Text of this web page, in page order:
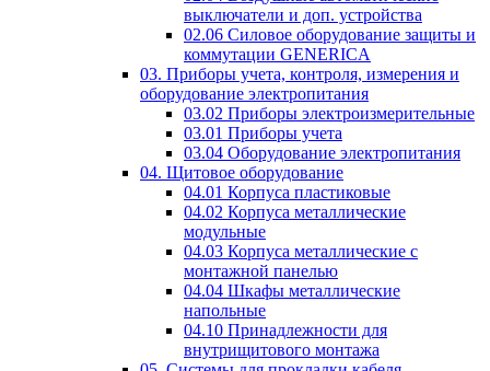
выключатели и доп. устройства
02.06 Силовое оборудование защиты и
коммутации GENERICA
03. Приборы учета, контроля, измерения и
оборудование электропитания
03.02 Приборы электроизмерительные
03.01 Приборы учета
03.04 Оборудование электропитания
04. Щитовое оборудование
04.01 Корпуса пластиковые
04.02 Корпуса металлические
модульные
04.03 Корпуса металлические с
монтажной панелью
04.04 Шкафы металлические
напольные
04.10 Принадлежности для
внутрищитового монтажа